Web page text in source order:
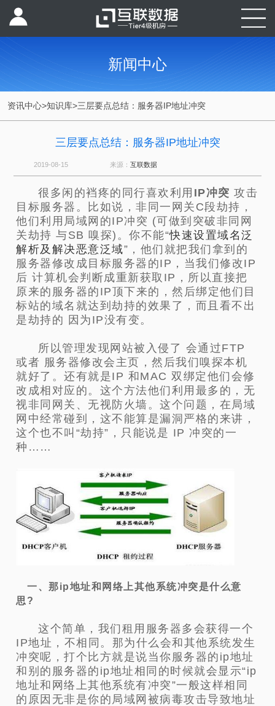
新闻中心
资讯中心>知识库>三层要点总结：服务器IP地址冲突
三层要点总结：服务器IP地址冲突
2019-08-15 来源： 互联数据
很多闲的裆疼的同行喜欢利用 IP冲突 攻击
目标服务器。比如说，非同一网关C段劫持，
他们利用局域网的IP冲突 (可做到突破非同网
关劫持 与SB 嗅探)。你不能“快速设置域名泛
解析及解决恶意泛域”，他们就把我们拿到的
服务器修改成目标服务器的IP，当我们修改IP
后 计算机会判断成重新获取IP，所以直接把
原来的服务器的IP顶下来的，然后绑定他们目
标站的域名就达到劫持的效果了，而且看不出
是劫持的 因为IP没有变。
所以管理发现网站被入侵了 会通过FTP
或者 服务器修改会主页，然后我们嗅探本机
就好了。还有就是IP 和MAC 双绑定他们会修
改成相对应的。这个方法他们利用最多的，无
视非同网关、无视防火墙。这个问题，在局域
网中经常碰到，这不能算是漏洞严格的来讲，
这个也不叫“劫持”，只能说是 IP 冲突的一
种……
一、那ip地址和网络上其他系统冲突是什么意
思?
这个简单，我们租用服务器多会获得一个
IP地址，不相同。那为什么会和其他系统发生
冲突呢，打个比方就是说当你服务器的ip地址
和别的服务器的ip地址相同的时候就会显示“ip
地址和网络上其他系统有冲突”一般这样相同
的原因无非是你的局域网被病毒攻击导致地址